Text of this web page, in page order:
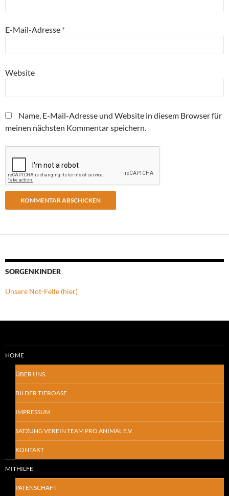
E-Mail-Adresse *
Website
Name, E-Mail-Adresse und Website in diesem Browser für
meinen nächsten Kommentar speichern.
SORGENKINDER
Unsere Not-Felle (hier)
HOME
ÜBER UNS
BILDER TIEROASE
IMPRESSUM
SATZUNG VEREIN TEAM PRO ANIMAL E.V.
KONTAKT
MITHILFE
PATENSCHAFT